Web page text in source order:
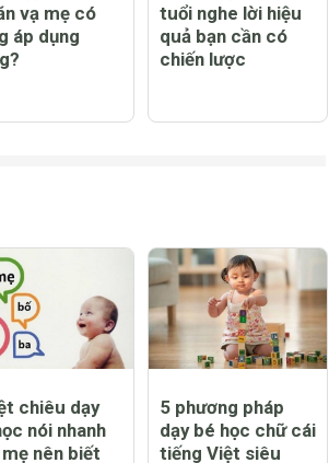
áp dụng
quả bạn cần có